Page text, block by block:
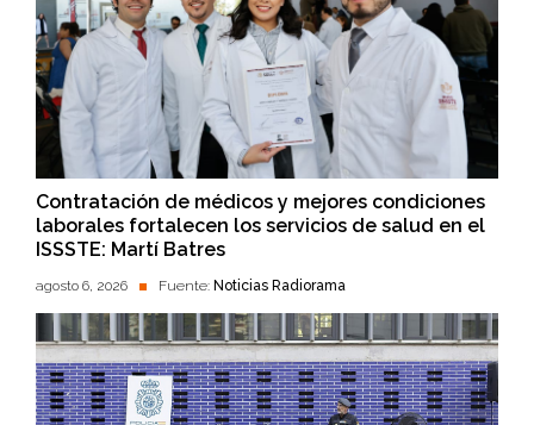
Contratación de médicos y mejores condiciones
laborales fortalecen los servicios de salud en el
ISSSTE: Martí Batres
agosto 6, 2026 Fuente: Noticias Radiorama